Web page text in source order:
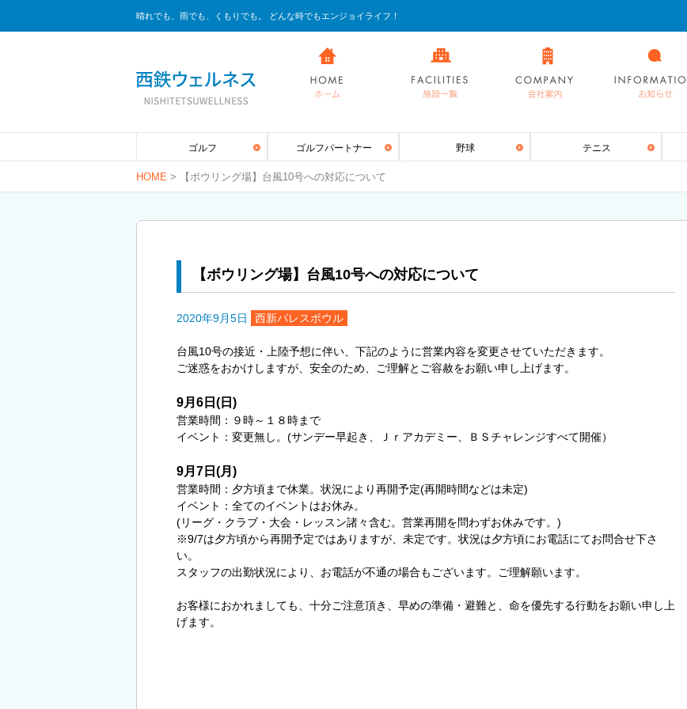
晴れでも、雨でも、くもりでも。 どんな時でもエンジョイライフ！
ゴルフ ゴルフパートナー 野球 テニス
HOME > 【ボウリング場】台風10号への対応について
【ボウリング場】台風10号への対応について
2020年9月5日 西新パレスボウル
台風10号の接近・上陸予想に伴い、下記のように営業内容を変更させていただきます。
ご迷惑をおかけしますが、安全のため、ご理解とご容赦をお願い申し上げます。
9月6日(日)
営業時間：９時～１８時まで
イベント：変更無し。(サンデー早起き、Ｊｒアカデミー、ＢＳチャレンジすべて開催）
9月7日(月)
営業時間：夕方頃まで休業。状況により再開予定(再開時間などは未定)
イベント：全てのイベントはお休み。
(リーグ・クラブ・大会・レッスン諸々含む。営業再開を問わずお休みです。)
※9/7は夕方頃から再開予定ではありますが、未定です。状況は夕方頃にお電話にてお問合せ下さ
い。
スタッフの出勤状況により、お電話が不通の場合もございます。ご理解願います。
お客様におかれましても、十分ご注意頂き、早めの準備・避難と、命を優先する行動をお願い申し上
げます。